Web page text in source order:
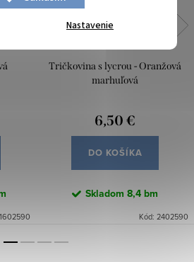
Nastavenie
1602590
Tričkovina s lycrou - Oranžová
marhuľová
6,50 €
DO KOŠÍKA
Skladom 8,4 bm
Kód: 2402590